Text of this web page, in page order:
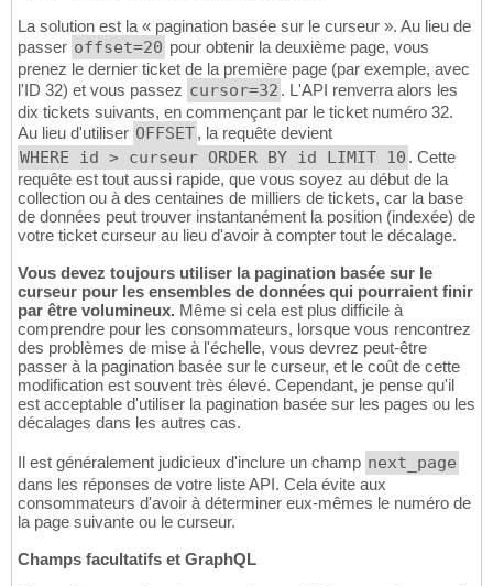
La solution est la « pagination basée sur le curseur ». Au lieu de
passer offset=20 pour obtenir la deuxième page, vous
prenez le dernier ticket de la première page (par exemple, avec
l'ID 32) et vous passez cursor=32 . L'API renverra alors les
dix tickets suivants, en commençant par le ticket numéro 32.
Au lieu d'utiliser OFFSET, la requête devient
WHERE id > curseur ORDER BY id LIMIT 10 . Cette
requête est tout aussi rapide, que vous soyez au début de la
collection ou à des centaines de milliers de tickets, car la base
de données peut trouver instantanément la position (indexée) de
votre ticket curseur au lieu d'avoir à compter tout le décalage.
Vous devez toujours utiliser la pagination basée sur le
curseur pour les ensembles de données qui pourraient finir
par être volumineux. Même si cela est plus difficile à
comprendre pour les consommateurs, lorsque vous rencontrez
des problèmes de mise à l'échelle, vous devrez peut-être
passer à la pagination basée sur le curseur, et le coût de cette
modification est souvent très élevé. Cependant, je pense qu'il
est acceptable d'utiliser la pagination basée sur les pages ou les
décalages dans les autres cas.
Il est généralement judicieux d'inclure un champ next_page
dans les réponses de votre liste API. Cela évite aux
consommateurs d'avoir à déterminer eux-mêmes le numéro de
la page suivante ou le curseur.
Champs facultatifs et GraphQL